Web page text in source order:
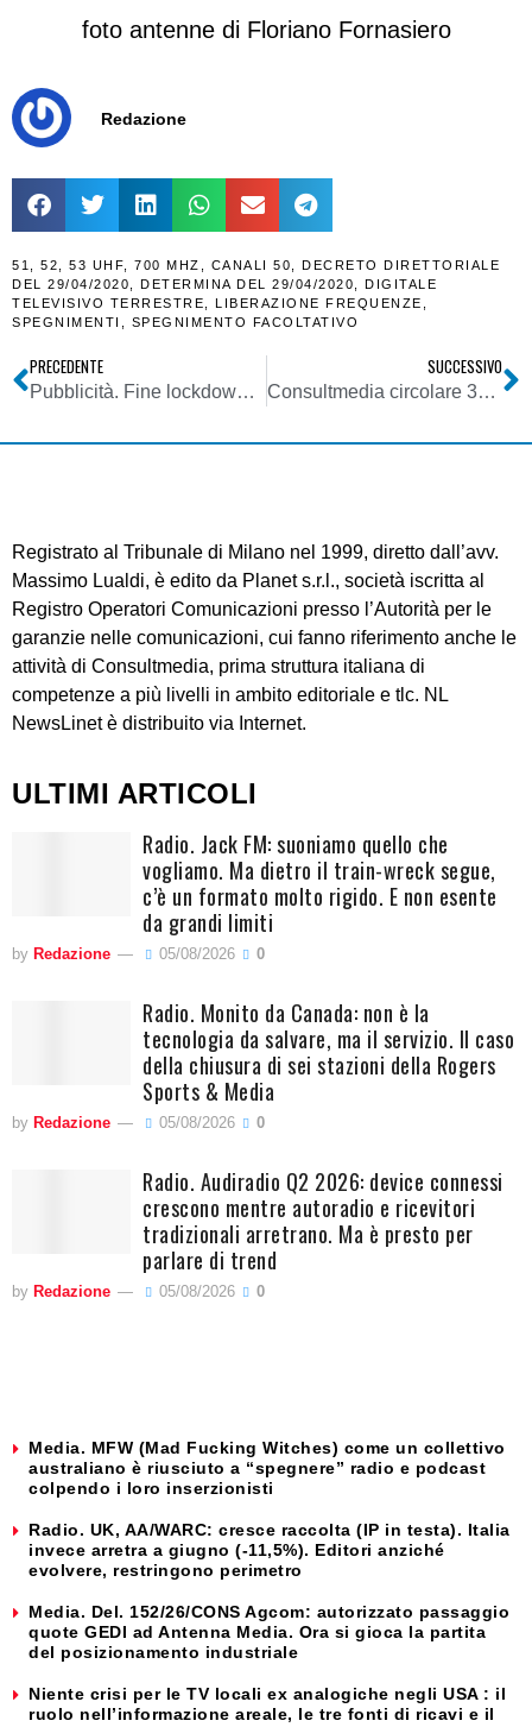
foto antenne di Floriano Fornasiero
Redazione
51 52 53 UHF 700 MHZ CANALI 50
DECRETO DIRETTORIALE
DEL 29/04/2020
DETERMINA DEL 29/04/2020
DIGITALE
TELEVISIVO TERRESTRE
LIBERAZIONE FREQUENZE
SPEGNIMENTI
SPEGNIMENTO FACOLTATIVO
PRECEDENTE
Pubblicità. Fine lockdown fa ripartire investimenti delle aziende per far conoscere nuove offerte. Intanto Tv continua a macinare ascolti
SUCCESSIVO
Consultmedia circolare 3004202 determina Mise definizione date specifiche spegnimento ch UHF 50-53 UHF
Registrato al Tribunale di Milano nel 1999, diretto dall’avv.
Massimo Lualdi, è edito da Planet s.r.l., società iscritta al
Registro Operatori Comunicazioni presso l’Autorità per le
garanzie nelle comunicazioni, cui fanno riferimento anche le
attività di Consultmedia, prima struttura italiana di
competenze a più livelli in ambito editoriale e tlc. NL
NewsLinet è distribuito via Internet.
ULTIMI ARTICOLI
Radio. Jack FM: suoniamo quello che
vogliamo. Ma dietro il train-wreck segue,
c’è un formato molto rigido. E non esente
da grandi limiti
by Redazione 05/08/2026 0
Radio. Monito da Canada: non è la
tecnologia da salvare, ma il servizio. Il caso
della chiusura di sei stazioni della Rogers
Sports & Media
by Redazione 05/08/2026 0
Radio. Audiradio Q2 2026: device connessi
crescono mentre autoradio e ricevitori
tradizionali arretrano. Ma è presto per
parlare di trend
by Redazione 05/08/2026 0
Media. MFW (Mad Fucking Witches) come un collettivo
australiano è riusciuto a “spegnere” radio e podcast
colpendo i loro inserzionisti
Radio. UK, AA/WARC: cresce raccolta (IP in testa). Italia
invece arretra a giugno (-11,5%). Editori anziché
evolvere, restringono perimetro
Media. Del. 152/26/CONS Agcom: autorizzato passaggio
quote GEDI ad Antenna Media. Ora si gioca la partita
del posizionamento industriale
Niente crisi per le TV locali ex analogiche negli USA : il
ruolo nell’informazione areale, le tre fonti di ricavi e il